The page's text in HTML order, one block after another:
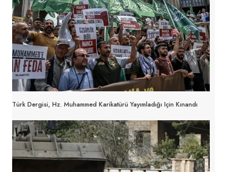
Türk Dergisi, Hz. Muhammed Karikatürü Yayımladığı Için Kınandı